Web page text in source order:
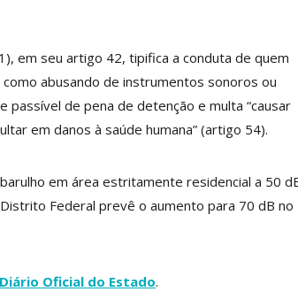
em seu artigo 42, tipifica a conduta de quem
abusando de instrumentos sonoros ou
passível de pena de detenção e multa “causar
em danos à saúde humana” (artigo 54).
em área estritamente residencial a 50
Federal prevê o aumento para 70 dB no
Diário Oficial do Estado.